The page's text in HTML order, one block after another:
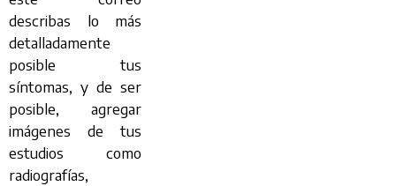
describas lo más
detalladamente
posible tus
síntomas, y de ser
posible, agregar
imágenes de tus
estudios como
radiografías,